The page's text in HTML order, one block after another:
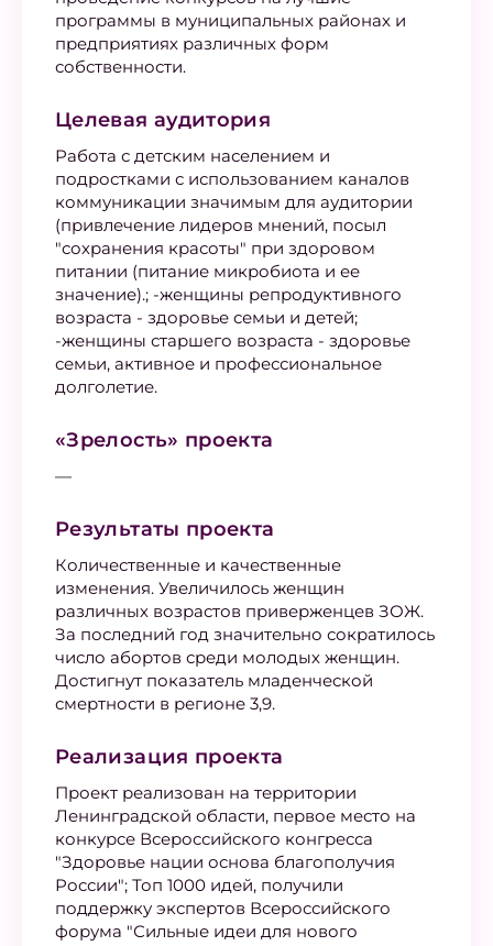
программы в муниципальных районах и
предприятиях различных форм
собственности.
Целевая аудитория
Работа с детским населением и
подростками с использованием каналов
коммуникации значимым для аудитории
(привлечение лидеров мнений, посыл
"сохранения красоты" при здоровом
питании (питание микробиота и ее
значение).; -женщины репродуктивного
возраста - здоровье семьи и детей;
-женщины старшего возраста - здоровье
семьи, активное и профессиональное
долголетие.
«Зрелость» проекта
—
Результаты проекта
Количественные и качественные
изменения. Увеличилось женщин
различных возрастов приверженцев ЗОЖ.
За последний год значительно сократилось
число абортов среди молодых женщин.
Достигнут показатель младенческой
смертности в регионе 3,9.
Реализация проекта
Проект реализован на территории
Ленинградской области, первое место на
конкурсе Всероссийского конгресса
"Здоровье нации основа благополучия
России"; Топ 1000 идей, получили
поддержку экспертов Всероссийского
форума "Сильные идеи для нового